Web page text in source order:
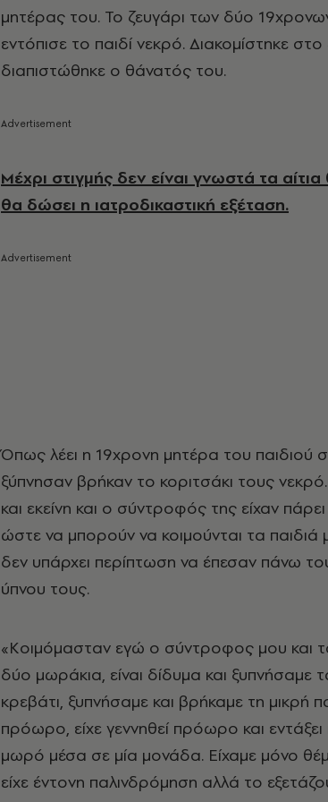
μητέρας του. Το ζευγάρι των δύο
εντόπισε το παιδί νεκρό. Διακομίστηκε
διαπιστώθηκε ο θάνατός του.
Μέχρι στιγμής δεν είναι γνωστά τα
θα δώσει η ιατροδικαστική εξέταση.
Όπως λέει η 19χρονη μητέρα του παιδιού
ξύπνησαν βρήκαν το κοριτσάκι τους
και εκείνη και ο σύντροφός της είχαν
ώστε να μπορούν να κοιμούνται τα παιδιά
δεν υπάρχει περίπτωση να έπεσαν πάνω
ύπνου τους.
«Κοιμόμασταν εγώ ο σύντροφος μου και
δύο μωράκια, είναι δίδυμα και ξυπνήσαμε
κρεβάτι, ξυπνήσαμε και βρήκαμε τη μικρή
πρόωρο, είχε γεννηθεί πρόωρο και
μωρό μέσα σε μία μονάδα. Είχαμε μόνο
είχε έντονη παλινδρόμηση αλλά το